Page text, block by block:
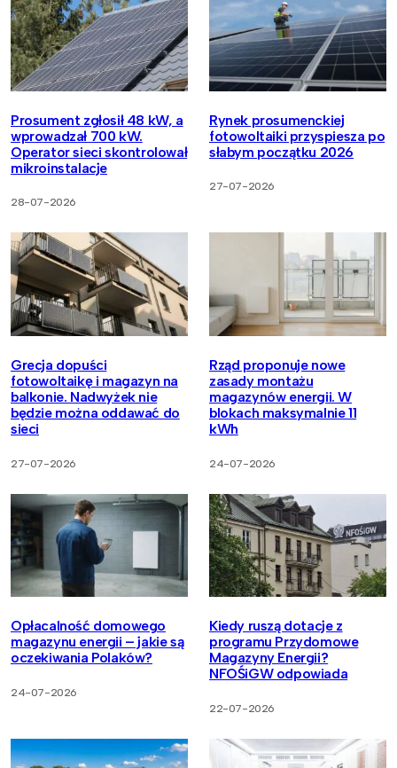
Prosument zgłosił 48 kW, a
wprowadzał 700 kW.
Operator sieci skontrolował
mikroinstalacje
28-07-2026
Rynek prosumenckiej
fotowoltaiki przyspiesza po
słabym początku 2026
27-07-2026
Grecja dopuści
fotowoltaikę i magazyn na
balkonie. Nadwyżek nie
będzie można oddawać do
sieci
27-07-2026
Rząd proponuje nowe
zasady montażu
magazynów energii. W
blokach maksymalnie 11
kWh
24-07-2026
Opłacalność domowego
magazynu energii – jakie są
oczekiwania Polaków?
24-07-2026
Kiedy ruszą dotacje z
programu Przydomowe
Magazyny Energii?
NFOŚiGW odpowiada
22-07-2026